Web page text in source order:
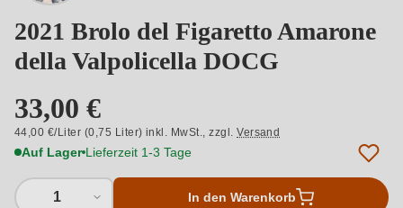
2021 Brolo del Figaretto Amarone
della Valpolicella DOCG
33,00 €
44,00 €/Liter (0,75 Liter) inkl. MwSt.,zzgl.Versand
Auf Lager Lieferzeit 1-3 Tage
1 In den Warenkorb